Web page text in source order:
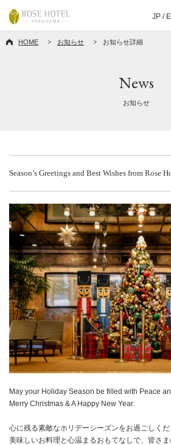
JP /
HOME お知らせ お知らせ詳細
News
お知らせ
Season’s Greetings and Best Wishes from Rose
May your Holiday Season be filled with Peace
Merry Christmas & A Happy New Year.
心に残る素敵なホリデーシーズンをお過ごしくだ
美味しいお料理と心温まるおもてなしで、皆さ